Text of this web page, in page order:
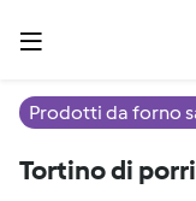
Prodotti da forno
Tortino di